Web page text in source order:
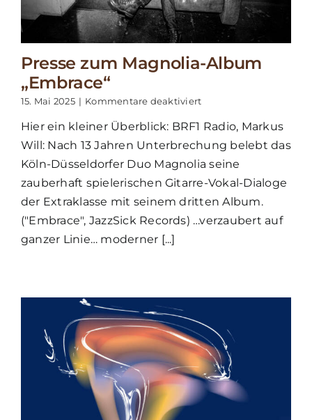
Presse zum Magnolia-Album
„Embrace“
15. Mai 2025 | Kommentare deaktiviertfür
zum
Magnolia-
Album
„Embrace“
Hier ein kleiner Überblick: BRF1 Radio, Markus
Will: Nach 13 Jahren Unterbrechung belebt das
Köln-Düsseldorfer Duo Magnolia seine
zauberhaft spielerischen Gitarre-Vokal-Dialoge
der Extraklasse mit seinem dritten Album.
("Embrace", JazzSick Records) …verzaubert auf
ganzer Linie… moderner [...]